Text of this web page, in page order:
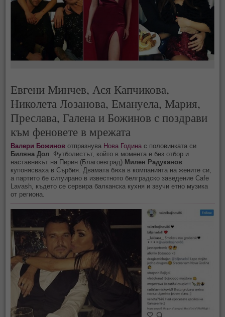
Евгени Минчев, Ася Капчикова,
Николета Лозанова, Емануела, Мария,
Преслава, Галена и Божинов с поздрави
към феновете в мрежата
Валери Божинов отпразнува Нова Година с половинката си
Биляна Дол. Футболистът, който в момента е без отбор и
наставникът на Пирин (Благоевград) Милен Радуканов
купонясваха в Сърбия. Двамата бяха в компанията на жените си,
а партито бе ситуирано в известното белградско заведение Cafe
Lavash, където се сервира балканска кухня и звучи етно музика
от региона.